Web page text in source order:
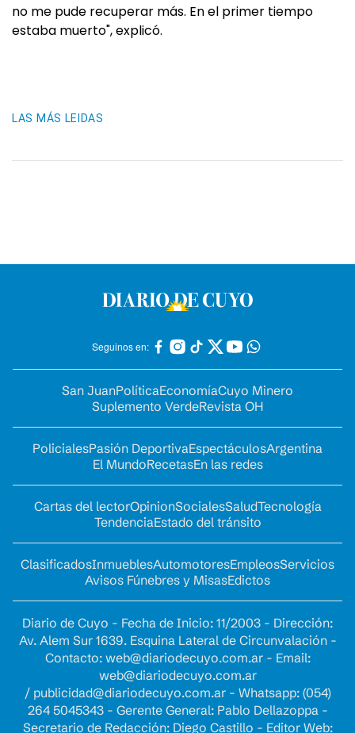
no me pude recuperar más. En el primer tiempo
estaba muerto", explicó.
LAS MÁS LEIDAS
Seguinos en:
San JuanPolíticaEconomíaCuyo Minero
Suplemento VerdeRevista OH
PolicialesPasión DeportivaEspectáculosArgentina
El MundoRecetasEn las redes
Cartas del lectorOpinionSocialesSaludTecnología
TendenciaEstado del tránsito
ClasificadosInmueblesAutomotoresEmpleosServicios
Avisos Fúnebres y MisasEdictos
Diario de Cuyo - Fecha de Inicio: 11/2003 - Dirección:
Av. Alem Sur 1639. Esquina Lateral de Circunvalación -
Contacto: web@diariodecuyo.com.ar- Email:
web@diariodecuyo.com.ar
/ publicidad@diariodecuyo.com.ar- Whatsapp: (054)
264 5045343 - Gerente General: Pablo Dellazoppa -
Secretario de Redacción: Diego Castillo - Editor Web: